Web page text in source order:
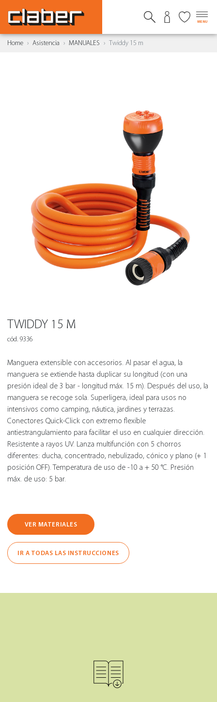
MENU
Home Asistencia MANUALES Twiddy 15 m
TWIDDY 15 M
cód. 9336
Manguera extensible con accesorios. Al pasar el agua, la
manguera se extiende hasta duplicar su longitud (con una
presión ideal de 3 bar - longitud máx. 15 m). Después del uso, la
manguera se recoge sola. Superligera, ideal para usos no
intensivos como camping, náutica, jardines y terrazas.
Conectores Quick-Click con extremo flexible
antiestrangulamiento para facilitar el uso en cualquier dirección.
Resistente a rayos UV. Lanza multifunción con 5 chorros
diferentes: ducha, concentrado, nebulizado, cónico y plano (+ 1
posición OFF). Temperatura de uso de -10 a + 50 °C. Presión
máx. de uso: 5 bar.
VER MATERIALES
IR A TODAS LAS INSTRUCCIONES